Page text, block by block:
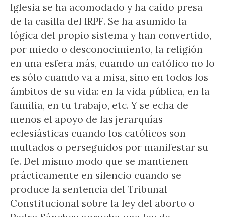
Iglesia se ha acomodado y ha caído presa
de la casilla del IRPF. Se ha asumido la
lógica del propio sistema y han convertido,
por miedo o desconocimiento, la religión
en una esfera más, cuando un católico no lo
es sólo cuando va a misa, sino en todos los
ámbitos de su vida: en la vida pública, en la
familia, en tu trabajo, etc. Y se echa de
menos el apoyo de las jerarquías
eclesiásticas cuando los católicos son
multados o perseguidos por manifestar su
fe. Del mismo modo que se mantienen
prácticamente en silencio cuando se
produce la sentencia del Tribunal
Constitucional sobre la ley del aborto o